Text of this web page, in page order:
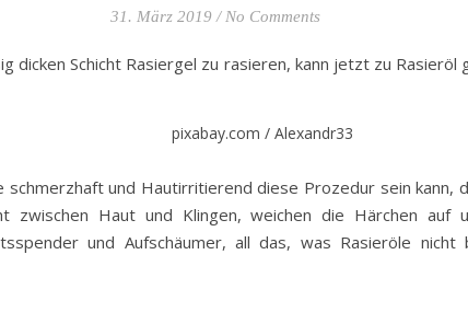
31. März 2019 / No Comments
dicken Schicht Rasiergel zu rasieren, kann jetzt zu
pixabay.com / Alexandr33
schmerzhaft und Hautirritierend diese Prozedur sein
zwischen Haut und Klingen, weichen die Härchen auf
und Aufschäumer, all das, was Rasieröle